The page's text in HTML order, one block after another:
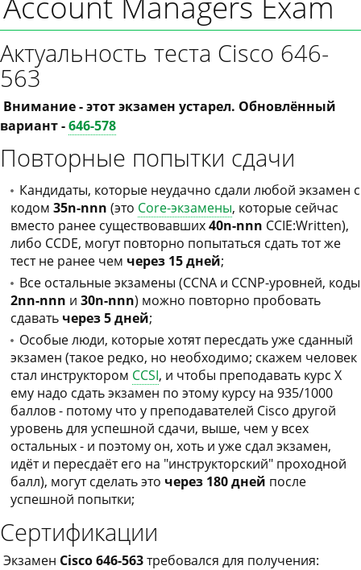
Актуальность теста Cisco 646-
563
Внимание - этот экзамен устарел. Обновлённый
вариант -646-578
Повторные попытки сдачи
Кандидаты, которые неудачно сдали любой экзамен с
кодом 35n-nnn (это Core-экзамены, которые сейчас
вместо ранее существовавших40n-nnn CCIE:Written),
либо CCDE, могут повторно попытаться сдать тот же
тест не ранее чем через 15 дней;
Все остальные экзамены (CCNA и CCNP-уровней, коды
2nn-nnn и 30n-nnn) можно повторно пробовать
сдавать через 5 дней;
Особые люди, которые хотят пересдать уже сданный
экзамен (такое редко, но необходимо; скажем человек
стал инструктором CCSI, и чтобы преподавать курс X
ему надо сдать экзамен по этому курсу на 935/1000
баллов - потому что у преподавателей Cisco другой
уровень для успешной сдачи, выше, чем у всех
остальных - и поэтому он, хоть и уже сдал экзамен,
идёт и пересдаёт его на "инструкторский" проходной
балл), могут сделать это через 180 дней после
успешной попытки;
Сертификации
Экзамен Cisco 646-563требовался для получения: